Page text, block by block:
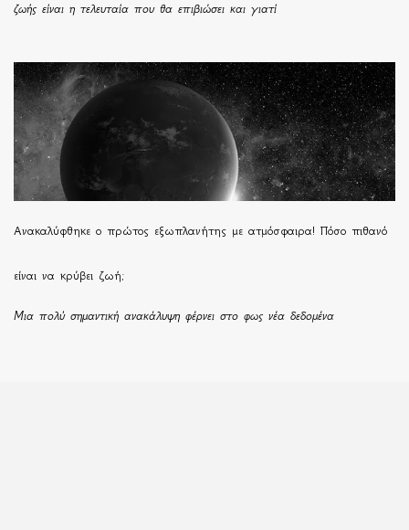
ζωής είναι η τελευταία που θα επιβιώσει και γιατί
Ανακαλύφθηκε ο πρώτος εξωπλανήτης με ατμόσφαιρα! Πόσο πιθανό
είναι να κρύβει ζωή;
Μια πολύ σημαντική ανακάλυψη φέρνει στο φως νέα δεδομένα